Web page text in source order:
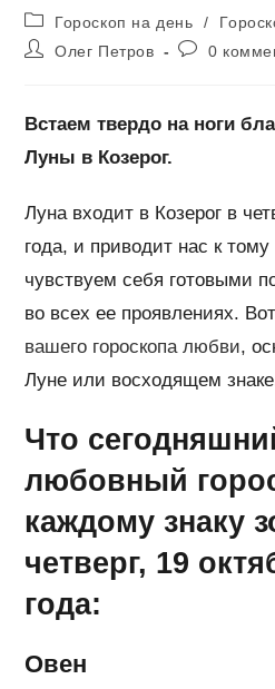
Рубрика
записи:
Гороскоп на день /
АвторОлег Петров 0
Встаем твердо на ноги
Луны в Козерог.
Луна входит в Козерог в
года, и приводит нас к
чувствуем себя готовыми
во всех ее проявлениях.
вашего гороскопа любви,
Луне или восходящем
Что
любовный
каждому знаку
четверг, 19
года:
Овен